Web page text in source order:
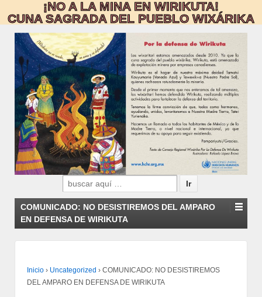
¡NO A LA MINA EN WIRIKUTA!
CUNA SAGRADA DEL PUEBLO WIXÁRIKA
Search
for:
COMUNICADO: NO DESISTIREMOS DEL AMPARO
EN DEFENSA DE WIRIKUTA
Inicio › Uncategorized › COMUNICADO: NO DESISTIREMOS
DEL AMPARO EN DEFENSA DE WIRIKUTA